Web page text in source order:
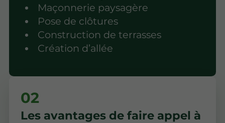
Maçonnerie paysagère
Pose de clôtures
Construction de terrasses
Création d’allée
Les avantages de faire appel à